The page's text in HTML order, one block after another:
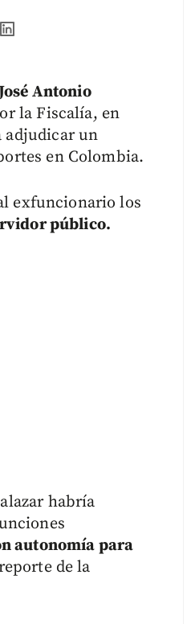
Antonio
la Fiscalía, en
adjudicar un
en Colombia.
exfuncionario los
público.
habría
autonomía para
de la